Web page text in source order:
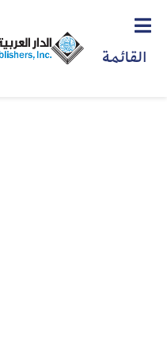
القائمة